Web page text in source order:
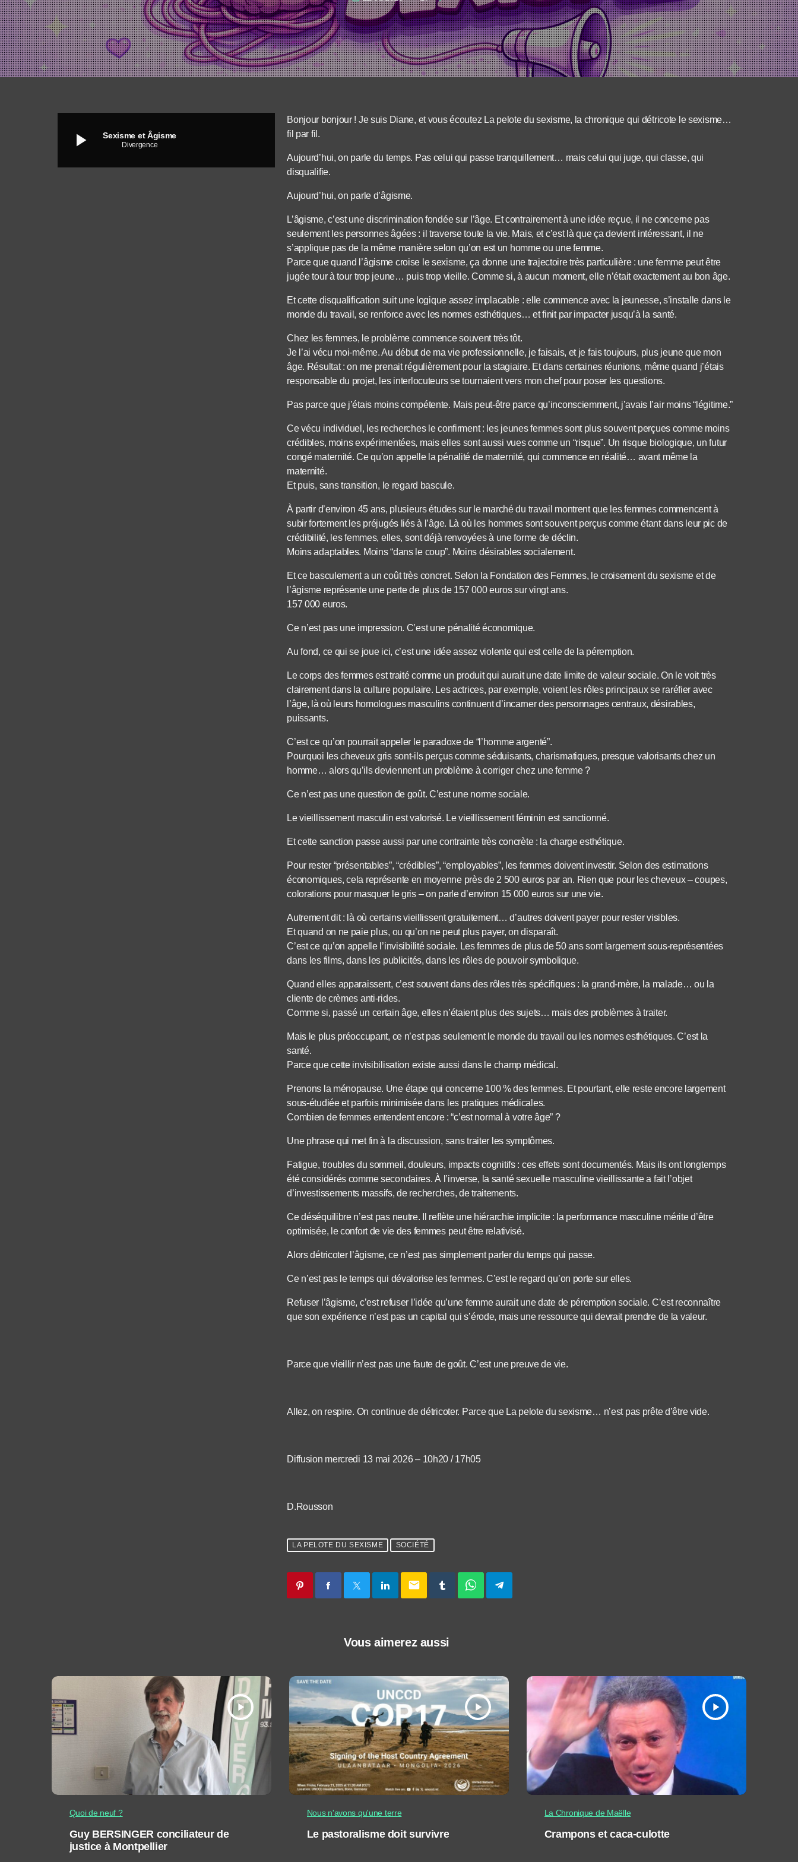
play_arrow Sexisme et Âgisme
Divergence
Bonjour bonjour ! Je suis Diane, et vous écoutez La pelote du sexisme, la chronique qui détricote le sexisme…
fil par fil.
Aujourd’hui, on parle du temps. Pas celui qui passe tranquillement… mais celui qui juge, qui classe, qui
disqualifie.
Aujourd’hui, on parle d’âgisme.
L’âgisme, c’est une discrimination fondée sur l’âge. Et contrairement à une idée reçue, il ne concerne pas
seulement les personnes âgées : il traverse toute la vie. Mais, et c’est là que ça devient intéressant, il ne
s’applique pas de la même manière selon qu’on est un homme ou une femme.
Parce que quand l’âgisme croise le sexisme, ça donne une trajectoire très particulière : une femme peut être
jugée tour à tour trop jeune… puis trop vieille. Comme si, à aucun moment, elle n’était exactement au bon âge.
Et cette disqualification suit une logique assez implacable : elle commence avec la jeunesse, s’installe dans le
monde du travail, se renforce avec les normes esthétiques… et finit par impacter jusqu’à la santé.
Chez les femmes, le problème commence souvent très tôt.
Je l’ai vécu moi-même. Au début de ma vie professionnelle, je faisais, et je fais toujours, plus jeune que mon
âge. Résultat : on me prenait régulièrement pour la stagiaire. Et dans certaines réunions, même quand j’étais
responsable du projet, les interlocuteurs se tournaient vers mon chef pour poser les questions.
Pas parce que j’étais moins compétente. Mais peut-être parce qu’inconsciemment, j’avais l’air moins “légitime.”
Ce vécu individuel, les recherches le confirment : les jeunes femmes sont plus souvent perçues comme moins
crédibles, moins expérimentées, mais elles sont aussi vues comme un “risque”. Un risque biologique, un futur
congé maternité. Ce qu’on appelle la pénalité de maternité, qui commence en réalité… avant même la
maternité.
Et puis, sans transition, le regard bascule.
À partir d’environ 45 ans, plusieurs études sur le marché du travail montrent que les femmes commencent à
subir fortement les préjugés liés à l’âge. Là où les hommes sont souvent perçus comme étant dans leur pic de
crédibilité, les femmes, elles, sont déjà renvoyées à une forme de déclin.
Moins adaptables. Moins “dans le coup”. Moins désirables socialement.
Et ce basculement a un coût très concret. Selon la Fondation des Femmes, le croisement du sexisme et de
l’âgisme représente une perte de plus de 157 000 euros sur vingt ans.
157 000 euros.
Ce n’est pas une impression. C’est une pénalité économique.
Au fond, ce qui se joue ici, c’est une idée assez violente qui est celle de la péremption.
Le corps des femmes est traité comme un produit qui aurait une date limite de valeur sociale. On le voit très
clairement dans la culture populaire. Les actrices, par exemple, voient les rôles principaux se raréfier avec
l’âge, là où leurs homologues masculins continuent d’incarner des personnages centraux, désirables,
puissants.
C’est ce qu’on pourrait appeler le paradoxe de “l’homme argenté”.
Pourquoi les cheveux gris sont-ils perçus comme séduisants, charismatiques, presque valorisants chez un
homme… alors qu’ils deviennent un problème à corriger chez une femme ?
Ce n’est pas une question de goût. C’est une norme sociale.
Le vieillissement masculin est valorisé. Le vieillissement féminin est sanctionné.
Et cette sanction passe aussi par une contrainte très concrète : la charge esthétique.
Pour rester “présentables”, “crédibles”, “employables”, les femmes doivent investir. Selon des estimations
économiques, cela représente en moyenne près de 2 500 euros par an. Rien que pour les cheveux – coupes,
colorations pour masquer le gris – on parle d’environ 15 000 euros sur une vie.
Autrement dit : là où certains vieillissent gratuitement… d’autres doivent payer pour rester visibles.
Et quand on ne paie plus, ou qu’on ne peut plus payer, on disparaît.
C’est ce qu’on appelle l’invisibilité sociale. Les femmes de plus de 50 ans sont largement sous-représentées
dans les films, dans les publicités, dans les rôles de pouvoir symbolique.
Quand elles apparaissent, c’est souvent dans des rôles très spécifiques : la grand-mère, la malade… ou la
cliente de crèmes anti-rides.
Comme si, passé un certain âge, elles n’étaient plus des sujets… mais des problèmes à traiter.
Mais le plus préoccupant, ce n’est pas seulement le monde du travail ou les normes esthétiques. C’est la
santé.
Parce que cette invisibilisation existe aussi dans le champ médical.
Prenons la ménopause. Une étape qui concerne 100 % des femmes. Et pourtant, elle reste encore largement
sous-étudiée et parfois minimisée dans les pratiques médicales.
Combien de femmes entendent encore : “c’est normal à votre âge” ?
Une phrase qui met fin à la discussion, sans traiter les symptômes.
Fatigue, troubles du sommeil, douleurs, impacts cognitifs : ces effets sont documentés. Mais ils ont longtemps
été considérés comme secondaires. À l’inverse, la santé sexuelle masculine vieillissante a fait l’objet
d’investissements massifs, de recherches, de traitements.
Ce déséquilibre n’est pas neutre. Il reflète une hiérarchie implicite : la performance masculine mérite d’être
optimisée, le confort de vie des femmes peut être relativisé.
Alors détricoter l’âgisme, ce n’est pas simplement parler du temps qui passe.
Ce n’est pas le temps qui dévalorise les femmes. C’est le regard qu’on porte sur elles.
Refuser l’âgisme, c’est refuser l’idée qu’une femme aurait une date de péremption sociale. C’est reconnaître
que son expérience n’est pas un capital qui s’érode, mais une ressource qui devrait prendre de la valeur.
Parce que vieillir n’est pas une faute de goût. C’est une preuve de vie.
Allez, on respire. On continue de détricoter. Parce que La pelote du sexisme… n’est pas prête d’être vide.
Diffusion mercredi 13 mai 2026 – 10h20 / 17h05
D.Rousson
LA PELOTE DU SEXISME SOCIÉTÉ
email
Vous aimerez aussi
play_arrow
Quoi de neuf ?
Guy BERSINGER conciliateur de
justice à Montpellier
play_arrow
Nous n'avons qu'une terre
Le pastoralisme doit survivre
play_arrow
La Chronique de Maëlle
Crampons et caca-culotte